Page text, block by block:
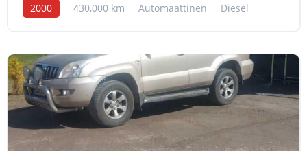
2000 430,000 km Automaattinen Diesel